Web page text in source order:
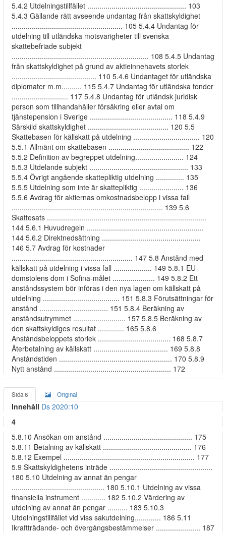
5.4.2 Utdelningstillfället ................................................. 103
5.4.3 Gällande rätt avseende undantag från skattskyldighet
....................................................... 105 5.4.4 Undantag för
utdelning till utländska motsvarigheter till svenska
skattebefriade subjekt
.................................................................... 108 5.4.5 Undantag
från skattskyldighet på grund av aktieinnehavets storlek
.......................................... 110 5.4.6 Undantaget för utländska
diplomater m.m.......... 115 5.4.7 Undantag för utländska fonder
............................ 117 5.4.8 Undantag för utländsk juridisk
person som tillhandahåller försäkring eller avtal om
tjänstepension i Sverige ......................................... 118 5.4.9
Särskild skattskyldighet ........................................ 120 5.5
Skattebasen för källskatt på utdelning ................................. 120
5.5.1 Allmänt om skattebasen ........................................ 122
5.5.2 Definition av begreppet utdelning........................ 124
5.5.3 Utdelande subjekt ................................................. 133
5.5.4 Övrigt angående skattepliktig utdelning .............. 135
5.5.5 Utdelning som inte är skattepliktig ...................... 136
5.5.6 Avdrag för aktiernas omkostnadsbelopp i vissa fall
........................................................................... 139 5.6
Skattesats ...............................................................................
144 5.6.1 Huvudregeln ..........................................................
144 5.6.2 Direktnedsättning .................................................
146 5.7 Avdrag för kostnader
............................................................ 147 5.8 Anstånd med
källskatt på utdelning i vissa fall ................... 149 5.8.1 EU-
domstolens dom i Sofina-målet ..................... 149 5.8.2 Ett
anståndssystem bör införas i den nya lagen om källskatt på
utdelning ...................................... 151 5.8.3 Förutsättningar för
anstånd .................................. 151 5.8.4 Beräkning av
anståndsutrymmet .......................... 157 5.8.5 Beräkning av
den skattskyldiges resultat ............. 165 5.8.6
Anståndsbeloppets storlek .................................... 168 5.8.7
Återbetalning av källskatt ..................................... 169 5.8.8
Anståndstiden ........................................................ 170 5.8.9
Nytt anstånd .......................................................... 172
Sida 6 Original
Innehåll Ds 2020:10
4
5.8.10 Ansökan om anstånd ............................................ 175
5.8.11 Betalning av källskatt ............................................ 176
5.8.12 Exempel ................................................................. 177
5.9 Skattskyldighetens inträde ...................................................
180 5.10 Utdelning av annat än pengar
.............................................. 180 5.10.1 Utdelning av vissa
finansiella instrument ............ 182 5.10.2 Värdering av
utdelning av annat än pengar .......... 183 5.10.3
Utdelningstillfället vid viss sakutdelning............. 186 5.11
Ikraftträdande- och övergångsbestämmelser ...................... 187